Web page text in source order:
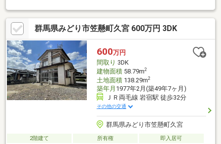
ターサービスがついており、住んでからの安心をずっとお届けし
ます！内覧時に、無料相談・お見積りも物件ごとに作成可能！！
オウチ探しも、リフォームも一緒に相談できます！＼弊社には、
『きつね隊』・『ゴリラ隊』という無料かけつけサービスの仕組
みが、整っています♪／住んでからのお家トラブル、緊急対応も承
っております♪お家のこと、すべて木ノ葉プランニングにお任せく
ださい＾＾
群馬県みどり市笠懸町久宮 600万円 3DK
600万円
間取り 3DK
建物面積58.79m2
土地面積138.29m2
築年月 1977年2月(築49年7ヶ月)
ＪＲ両毛線 岩宿駅 徒歩32分
その他の交通
群馬県みどり市笠懸町久宮
2階建て 所有権 即入居可